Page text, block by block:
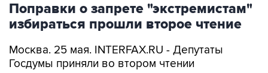
Поправки о запрете "экстремистам"
избираться прошли второе чтение
Москва. 25 мая. INTERFAX.RU - Депутаты
Госдумы приняли во втором чтении